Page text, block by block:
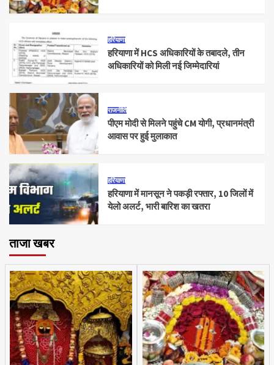
हरियाणा
हरियाणा में HCS अधिकारियों के तबादले, तीन
अधिकारियों को मिली नई जिम्मेदारियां
राजनीति
पीएम मोदी से मिलने पहुंचे CM योगी, प्रधानमंत्री
आवास पर हुई मुलाकात
हरियाणा
हरियाणा में मानसून ने पकड़ी रफ्तार, 10 जिलों में
येलो अलर्ट, भारी बारिश का खतरा
ताजा खबर